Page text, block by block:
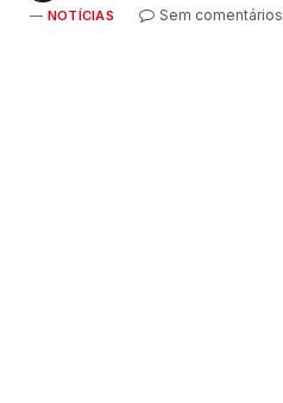
NOTÍCIAS Sem comentários